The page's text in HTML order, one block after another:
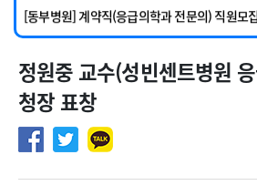
[동부병원] 계약직(응급의학과 전문의) 직원모
[이대목동병원] 하반기 전공의(레지던트1년차)
[서울아산병원] 2026년 하반기 인턴 모집
[영남대학교의료원] 마취통증의학과 임기제 임
정원중 교수(성빈센트병원
청장 표창